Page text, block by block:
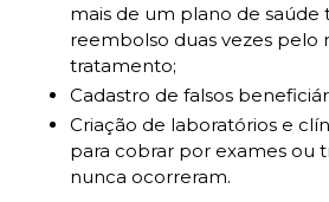
mais de um plano de
reembolso duas vezes pelo
tratamento;
Cadastro de falsos
Criação de laboratórios e
para cobrar por exames ou
nunca ocorreram.